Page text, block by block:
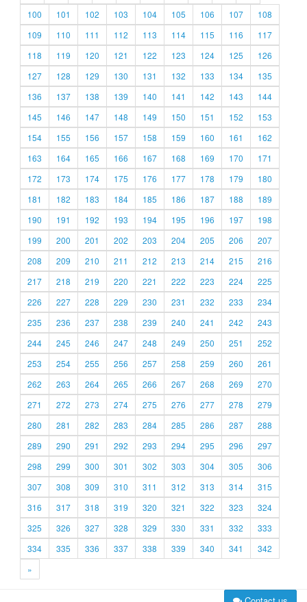
100
101 102 103 104 105 106 107
108
109
110 111 112 113 114 115 116
117
118
119 120 121 122 123 124 125
126
127
128 129 130 131 132 133 134
135
136
137 138 139 140 141 142 143
144
145
146 147 148 149 150 151 152
153
154
155 156 157 158 159 160 161
162
163
164 165 166 167 168 169 170
171
172
173 174 175 176 177 178 179
180
181
182 183 184 185 186 187 188
189
190
191 192 193 194 195 196 197
198
199
200 201 202 203 204 205 206
207
208
209 210 211 212 213 214 215
216
217
218 219 220 221 222 223 224
225
226
227 228 229 230 231 232 233
234
235
236 237 238 239 240 241 242
243
244
245 246 247 248 249 250 251
252
253
254 255 256 257 258 259 260
261
262
263 264 265 266 267 268 269
270
271
272 273 274 275 276 277 278
279
280
281 282 283 284 285 286 287
288
289
290 291 292 293 294 295 296
297
298
299 300 301 302 303 304 305
306
307
308 309 310 311 312 313 314
315
316
317 318 319 320 321 322 323
324
325
326 327 328 329 330 331 332
333
334
335 336 337 338 339 340 341
342
»